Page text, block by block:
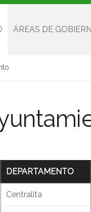
ÁREAS DE
DEPARTAMENTO
Centralita